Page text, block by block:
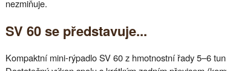
nezmiňuje.
SV 60 se představuje...
Kompaktní mini-rýpadlo SV 60 z hmotnostní řady 5–6